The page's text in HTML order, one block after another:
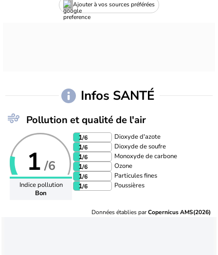
Ajouter à vos sources préférées
Infos SANTÉ
Pollution et qualité de l'air
1 /6
Indice pollution
Bon
1/6 Dioxyde d'azote
1/6 Dioxyde de soufre
1/6 Monoxyde de carbone
1/6 Ozone
1/6 Particules fines
1/6 Poussières
Données établies parCopernicus AMS(2026)